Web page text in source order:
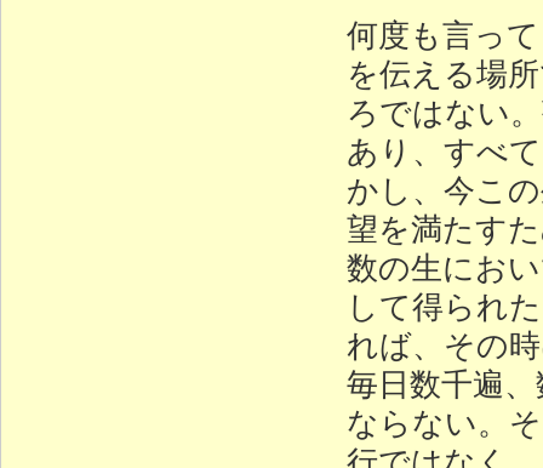
何度も言っ
を伝える場
ろではない
あり、すべ
かし、今こ
望を満たす
数の生にお
して得られ
れば、その
毎日数千遍
ならない。